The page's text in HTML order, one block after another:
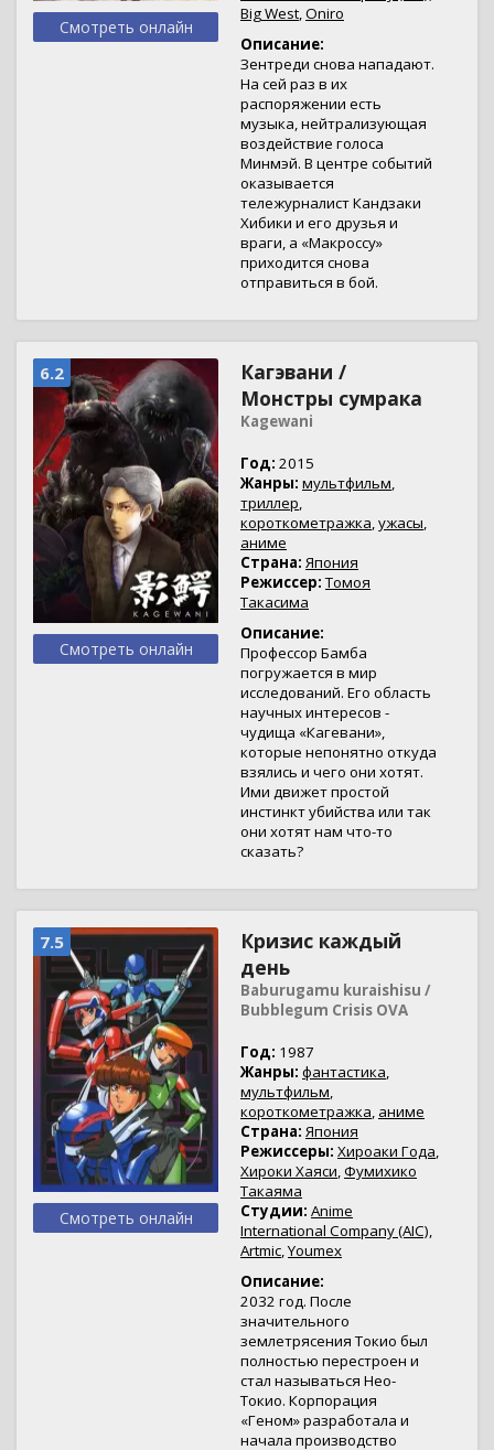
Смотреть онлайн
Big West,Oniro
Описание:
Зентреди снова нападают.
На сей раз в их
распоряжении есть
музыка, нейтрализующая
воздействие голоса
Минмэй. В центре событий
оказывается
тележурналист Кандзаки
Хибики и его друзья и
враги, а «Макроссу»
приходится снова
отправиться в бой.
6.2
Смотреть онлайн
Кагэвани /
Монстры сумрака
Kagewani
Год: 2015
Жанры: мультфильм,
триллер,
короткометражка,ужасы,
аниме
Страна: Япония
Режиссер: Томоя
Такасима
Описание:
Профессор Бамба
погружается в мир
исследований. Его область
научных интересов -
чудища «Кагевани»,
которые непонятно откуда
взялись и чего они хотят.
Ими движет простой
инстинкт убийства или так
они хотят нам что-то
сказать?
7.5
Смотреть онлайн
Кризис каждый
день
Baburugamu kuraishisu /
Bubblegum Crisis OVA
Год: 1987
Жанры: фантастика,
мультфильм,
короткометражка, аниме
Страна: Япония
Режиссеры: Хироаки Года,
Хироки Хаяси,Фумихико
Такаяма
Студии: Anime
International Company (AIC),
Artmic,Youmex
Описание:
2032 год. После
значительного
землетрясения Токио был
полностью перестроен и
стал называться Нео-
Токио. Корпорация
«Геном» разработала и
начала производство